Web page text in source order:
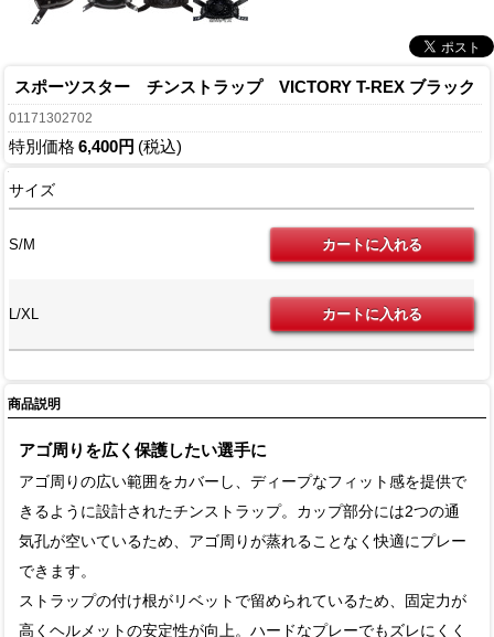
スポーツスター チンストラップ VICTORY T-REX ブラック
01171302702
特別価格 6,400円 (税込)
サイズ
S/M
L/XL
商品説明
アゴ周りを広く保護したい選手に
アゴ周りの広い範囲をカバーし、ディープなフィット感を提供で
きるように設計されたチンストラップ。カップ部分には2つの通
気孔が空いているため、アゴ周りが蒸れることなく快適にプレー
できます。
ストラップの付け根がリベットで留められているため、固定力が
高くヘルメットの安定性が向上。ハードなプレーでもズレにくく